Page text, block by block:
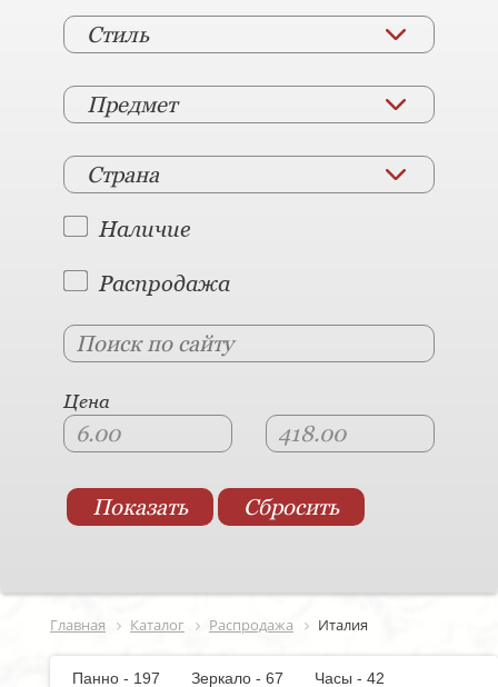
Стиль
Предмет
Страна
Наличие
Распродажа
Цена
Главная Каталог Распродажа Италия
Панно - 197 Зеркало - 67
Часы - 42